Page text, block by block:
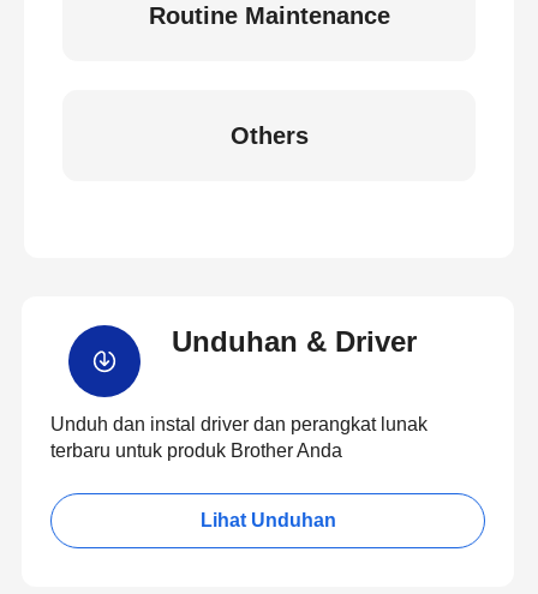
Routine Maintenance
Others
Unduhan & Driver
Unduh dan instal driver dan perangkat lunak
terbaru untuk produk Brother Anda
Lihat Unduhan